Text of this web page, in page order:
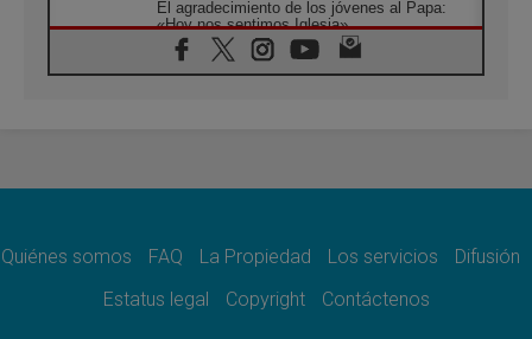
El agradecimiento de los jóvenes al Papa:
«Hoy nos sentimos Iglesia»
06.08.2026
Líbano: Reanudan los coloquios en Roma en
paz
Sturla: La visita de León XIV será una buena
Quiénes somos FAQ La Propiedad Los servicios
Difusión
Estatus legal
Copyright Contáctenos